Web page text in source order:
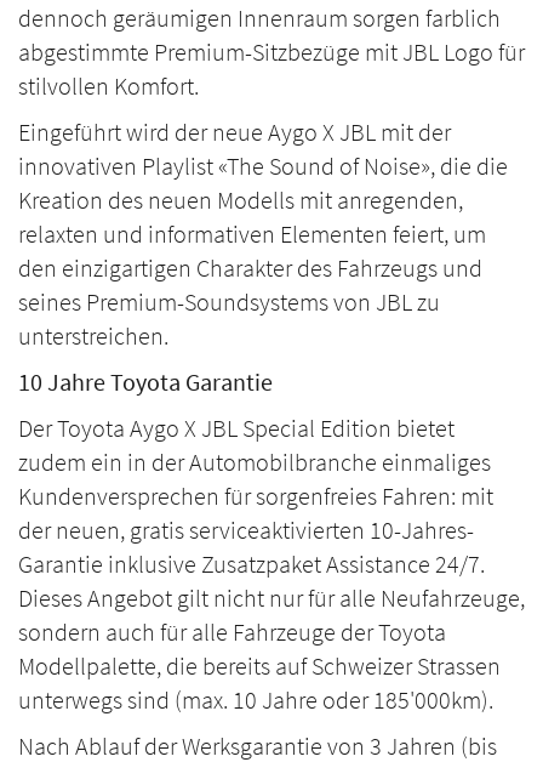
dennoch geräumigen Innenraum sorgen farblich
abgestimmte Premium-Sitzbezüge mit JBL Logo für
stilvollen Komfort.
Eingeführt wird der neue Aygo X JBL mit der
innovativen Playlist «The Sound of Noise», die die
Kreation des neuen Modells mit anregenden,
relaxten und informativen Elementen feiert, um
den einzigartigen Charakter des Fahrzeugs und
seines Premium-Soundsystems von JBL zu
unterstreichen.
10 Jahre Toyota Garantie
Der Toyota Aygo X JBL Special Edition bietet
zudem ein in der Automobilbranche einmaliges
Kundenversprechen für sorgenfreies Fahren: mit
der neuen, gratis serviceaktivierten 10-Jahres-
Garantie inklusive Zusatzpaket Assistance 24/7.
Dieses Angebot gilt nicht nur für alle Neufahrzeuge,
sondern auch für alle Fahrzeuge der Toyota
Modellpalette, die bereits auf Schweizer Strassen
unterwegs sind (max. 10 Jahre oder 185'000km).
Nach Ablauf der Werksgarantie von 3 Jahren (bis